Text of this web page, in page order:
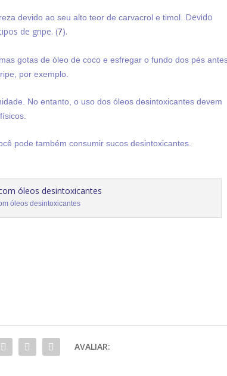
devido ao seu alto teor de carvacrol e timol. Devido
de gripe. (7).
gotas de óleo de coco e esfregar o fundo dos pés
por exemplo.
No entanto, o uso dos óleos desintoxicantes devem
pode também consumir sucos desintoxicantes.
óleos desintoxicantes
AVALIAR: